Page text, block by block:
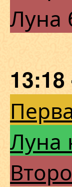
Луна
13:18
Луна